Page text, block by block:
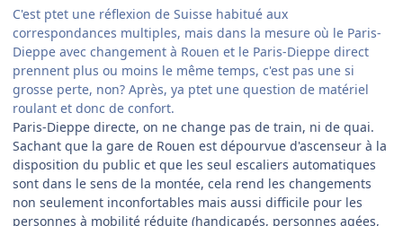
C'est ptet une réflexion de Suisse habitué aux
correspondances multiples, mais dans la mesure où le Paris-
Dieppe avec changement à Rouen et le Paris-Dieppe direct
prennent plus ou moins le même temps, c'est pas une si
grosse perte, non? Après, ya ptet une question de matériel
roulant et donc de confort.
Paris-Dieppe directe, on ne change pas de train, ni de quai.
Sachant que la gare de Rouen est dépourvue d'ascenseur à la
disposition du public et que les seul escaliers automatiques
sont dans le sens de la montée, cela rend les changements
non seulement inconfortables mais aussi difficile pour les
personnes à mobilité réduite (handicapés, personnes agées,